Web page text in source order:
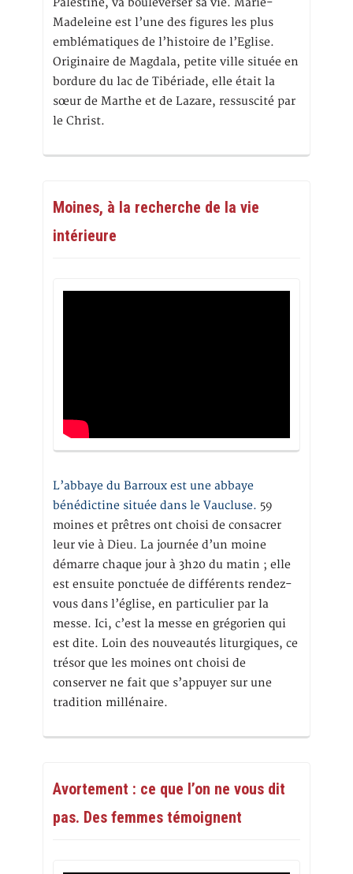
Madeleine est l’une des figures les plus
emblématiques de l’histoire de l’Eglise.
Originaire de Magdala, petite ville située en
bordure du lac de Tibériade, elle était la
sœur de Marthe et de Lazare, ressuscité par
le Christ.
Moines, à la recherche de la vie
intérieure
L’abbaye du Barroux est une abbaye
bénédictine située dans le Vaucluse. 59
moines et prêtres ont choisi de consacrer
leur vie à Dieu. La journée d’un moine
démarre chaque jour à 3h20 du matin ; elle
est ensuite ponctuée de différents rendez-
vous dans l’église, en particulier par la
messe. Ici, c’est la messe en grégorien qui
est dite. Loin des nouveautés liturgiques, ce
trésor que les moines ont choisi de
conserver ne fait que s’appuyer sur une
tradition millénaire.
Avortement : ce que l’on ne vous dit
pas. Des femmes témoignent